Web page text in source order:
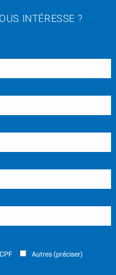
INTÉRESSE ?
CPF Autres (préciser)